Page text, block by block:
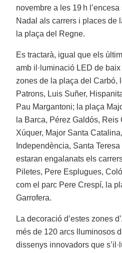
novembre a les 19 h
Nadal als carrers i places de
la plaça del Regne.
Es tractarà, igual que els
amb il·luminació LED de
zones de la plaça del Carbó,
Patrons, Luis Suñer,
Pau Margantoni; la plaça
la Barca, Pérez Galdós,
Xúquer, Major Santa
Independència, Santa
estaran engalanats els
Piletes, Pere Esplugues,
com el parc Pere Crespí, la
Garrofera.
La decoració d’estes zones
més de 120 arcs lluminosos
dissenys innovadors que